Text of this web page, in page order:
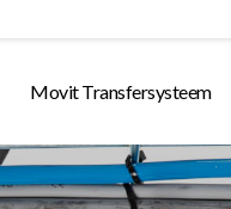
Movit Transfersysteem